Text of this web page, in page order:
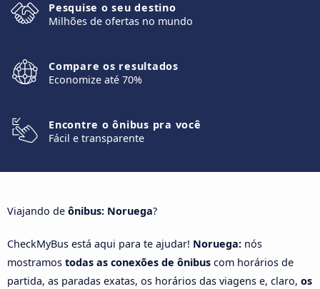
Pesquise o seu destino
Milhões de ofertas no mundo
Compare os resultados
Economize até 70%
Encontre o ônibus pra você
Fácil e transparente
Viajando de ônibus: Noruega?
CheckMyBus está aqui para te ajudar! Noruega: nós
mostramos todas as conexões de ônibus com horários de
partida, as paradas exatas, os horários das viagens e, claro, os